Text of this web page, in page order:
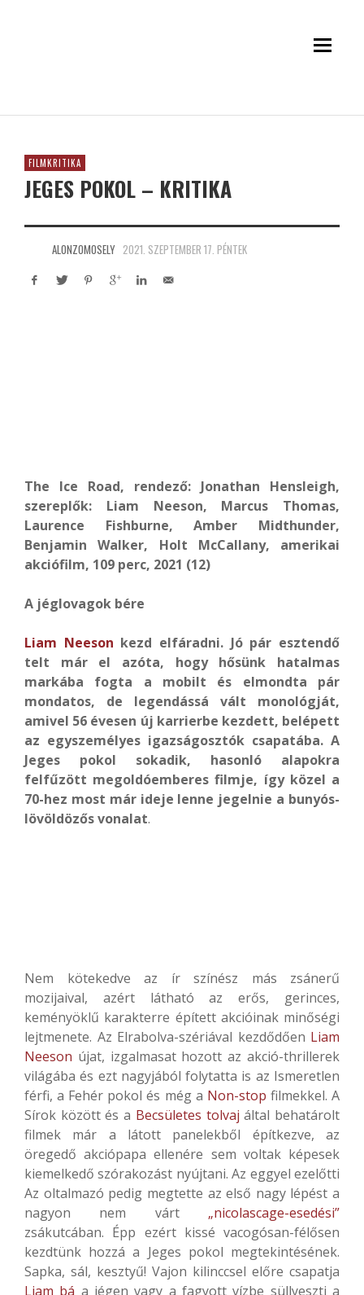
FILMKRITIKA
JEGES POKOL – KRITIKA
ALONZOMOSELY 2021. SZEPTEMBER 17. PÉNTEK
The Ice Road, rendező: Jonathan Hensleigh,
szereplők: Liam Neeson, Marcus Thomas,
Laurence Fishburne, Amber Midthunder,
Benjamin Walker, Holt McCallany, amerikai
akciófilm, 109 perc, 2021 (12)
A jéglovagok bére
Liam Neeson kezd elfáradni. Jó pár esztendő
telt már el azóta, hogy hősünk hatalmas
markába fogta a mobilt és elmondta pár
mondatos, de legendássá vált monológját,
amivel 56 évesen új karrierbe kezdett, belépett
az egyszemélyes igazságosztók csapatába. A
Jeges pokol sokadik, hasonló alapokra
felfűzött megoldóemberes filmje, így közel a
70-hez most már ideje lenne jegelnie a bunyós-
lövöldözős vonalat.
Nem kötekedve az ír színész más zsánerű
mozijaival, azért látható az erős, gerinces,
keményöklű karakterre épített akcióinak minőségi
lejtmenete. Az Elrabolva-szériával kezdődően Liam
Neeson újat, izgalmasat hozott az akció-thrillerek
világába és ezt nagyjából folytatta is az Ismeretlen
férfi, a Fehér pokol és még a Non-stop filmekkel. A
Sírok között és a Becsületes tolvaj által behatárolt
filmek már a látott panelekből építkezve, az
öregedő akciópapa ellenére sem voltak képesek
kiemelkedő szórakozást nyújtani. Az eggyel ezelőtti
Az oltalmazó pedig megtette az első nagy lépést a
nagyon nem várt „nicolascage-esedési”
zsákutcában. Épp ezért kissé vacogósan-félősen
kezdtünk hozzá a Jeges pokol megtekintésének.
Sapka, sál, kesztyű! Vajon kilinccsel előre csapatja
Liam bá a jégen vagy a fagyott vízbe süllyeszti a